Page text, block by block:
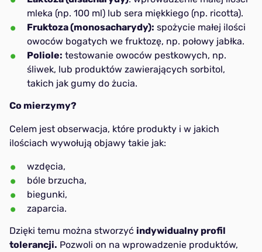
mleka (np. 100 ml) lub sera miękkiego (np. ricotta).
Fruktoza (monosacharydy): spożycie małej ilości
owoców bogatych we fruktozę, np. połowy jabłka.
Poliole: testowanie owoców pestkowych, np.
śliwek, lub produktów zawierających sorbitol,
takich jak gumy do żucia.
Co mierzymy?
Celem jest obserwacja, które produkty i w jakich
ilościach wywołują objawy takie jak:
wzdęcia,
bóle brzucha,
biegunki,
zaparcia.
Dzięki temu można stworzyć indywidualny profil
tolerancji. Pozwoli on na wprowadzenie produktów,